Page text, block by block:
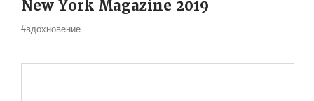
New York Magazine 2019
#вдохновение